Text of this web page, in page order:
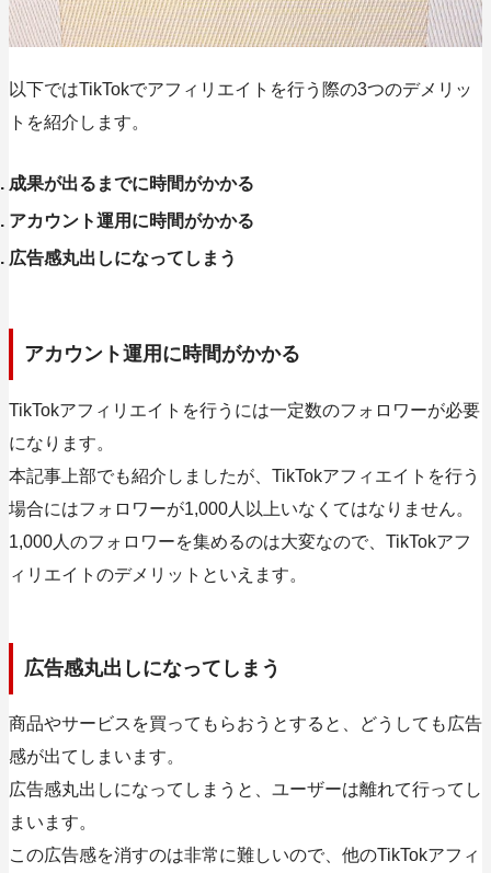
以下ではTikTokでアフィリエイトを行う際の3つのデメリッ
トを紹介します。
成果が出るまでに時間がかかる
アカウント運用に時間がかかる
広告感丸出しになってしまう
アカウント運用に時間がかかる
TikTokアフィリエイトを行うには一定数のフォロワーが必要
になります。
本記事上部でも紹介しましたが、TikTokアフィエイトを行う
場合にはフォロワーが1,000人以上いなくてはなりません。
1,000人のフォロワーを集めるのは大変なので、TikTokアフ
ィリエイトのデメリットといえます。
広告感丸出しになってしまう
商品やサービスを買ってもらおうとすると、どうしても広告
感が出てしまいます。
広告感丸出しになってしまうと、ユーザーは離れて行ってし
まいます。
この広告感を消すのは非常に難しいので、他のTikTokアフィ